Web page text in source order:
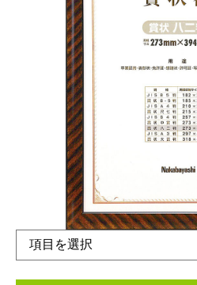
木目調のシマ模様が美しい
メーカー希望小売価格：
+ 税
表彰状、卒業証書などに。壁掛け